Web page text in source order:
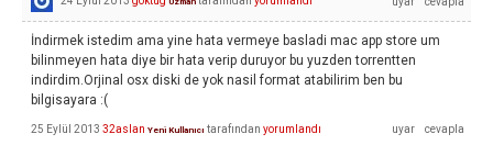
İndirmek istedim ama yine hata vermeye basladi mac app store um
bilinmeyen hata diye bir hata verip duruyor bu yuzden torrentten
indirdim.Orjinal osx diski de yok nasil format atabilirim ben bu
bilgisayara :(
25 Eylül 2013 32aslan Yeni Kullanıcı tarafından yorumlandı